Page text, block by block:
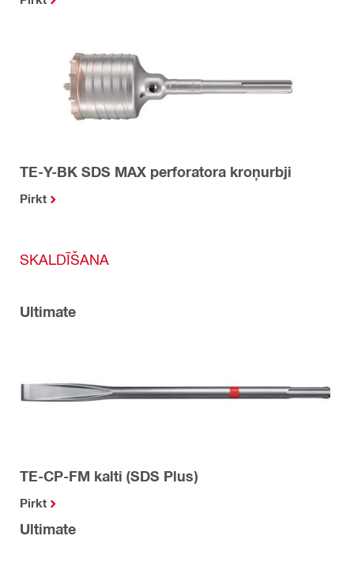
TE-Y-BK SDS MAX perforatora kroņurbji
Pirkt
SKALDĪŠANA
Ultimate
TE-CP-FM kalti (SDS Plus)
Pirkt
Ultimate